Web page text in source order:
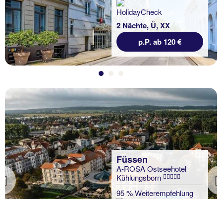
2 Nächte, Ü, XX
p.P. ab 120 €
Previous
Füssen
A-ROSA Ostseehotel
Kühlungsborn
95 % Weiterempfehlung